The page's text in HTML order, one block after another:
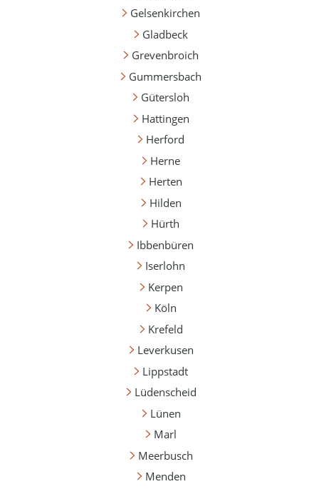
Gelsenkirchen
Gladbeck
Grevenbroich
Gummersbach
Gütersloh
Hattingen
Herford
Herne
Herten
Hilden
Hürth
Ibbenbüren
Iserlohn
Kerpen
Köln
Krefeld
Leverkusen
Lippstadt
Lüdenscheid
Lünen
Marl
Meerbusch
Menden